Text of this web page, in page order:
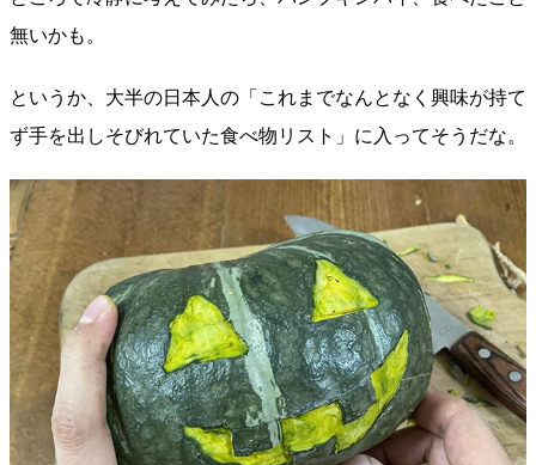
無いかも。
というか、大半の日本人の「これまでなんとなく興味が持て
ず手を出しそびれていた食べ物リスト」に入ってそうだな。